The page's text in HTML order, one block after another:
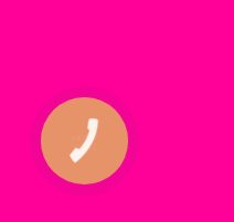
КНОПКА
ЗВ'ЯЗКУ